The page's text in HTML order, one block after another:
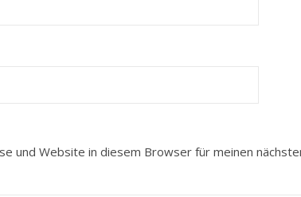
und Website in diesem Browser für meinen